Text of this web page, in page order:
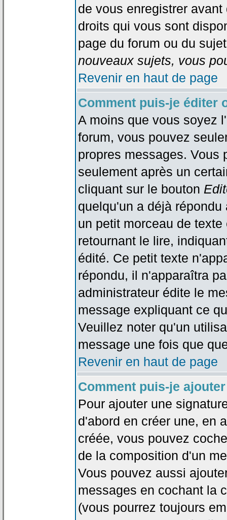
de vous enregistrer
droits qui vous sont
page du forum ou du
nouveaux sujets, vous
Revenir en haut de page
Comment puis-je éditer
A moins que vous soyez
forum, vous pouvez
propres messages. Vous
seulement après un
cliquant sur le bouton
quelqu'un a déjà
un petit morceau de
retournant le lire,
édité. Ce petit texte
répondu, il n'apparaîtra
administrateur édite le
message expliquant ce
Veuillez noter qu'un
message une fois que
Revenir en haut de page
Comment puis-je
Pour ajouter une
d'abord en créer une, en
créée, vous pouvez
de la composition d'un
Vous pouvez aussi
messages en cochant la
(vous pourrez toujours